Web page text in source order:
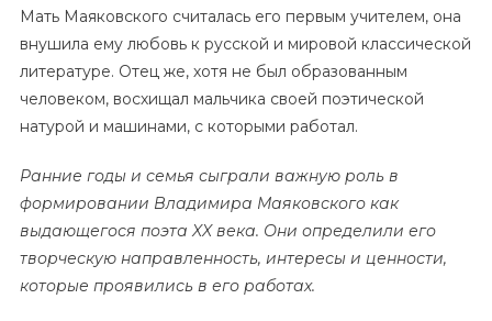
Мать Маяковского считалась его первым учителем, она
внушила ему любовь к русской и мировой классической
литературе. Отец же, хотя не был образованным
человеком, восхищал мальчика своей поэтической
натурой и машинами, с которыми работал.
Ранние годы и семья сыграли важную роль в
формировании Владимира Маяковского как
выдающегося поэта XX века. Они определили его
творческую направленность, интересы и ценности,
которые проявились в его работах.